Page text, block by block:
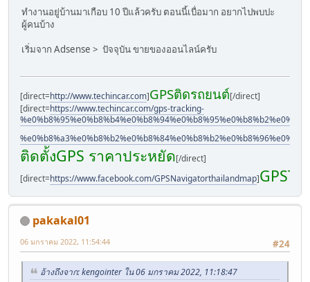
ทำงานอยู่บ้านมาเกือบ 10 ปีแล้วครับ ตอนนี้เบื่อมาก อยากไปพบปะ
ผู้คนบ้าง
เริ่มจาก Adsense > ปัจจุบัน ขายของออนไลน์ครับ
[direct=http://www.techincar.com]GPSติดรถยนต์[/direct]
[direct=https://www.techincar.com/gps-tracking-
ติดตั้งGPS ราคาประหยัด[/direct]
[direct=https://www.facebook.com/GPSNavigatorthailandmap]
pakakal01
#24
06 มกราคม 2022, 11:54:44
อ้างถึงจาก: kengointer ใน 06 มกราคม 2022, 11:18:47